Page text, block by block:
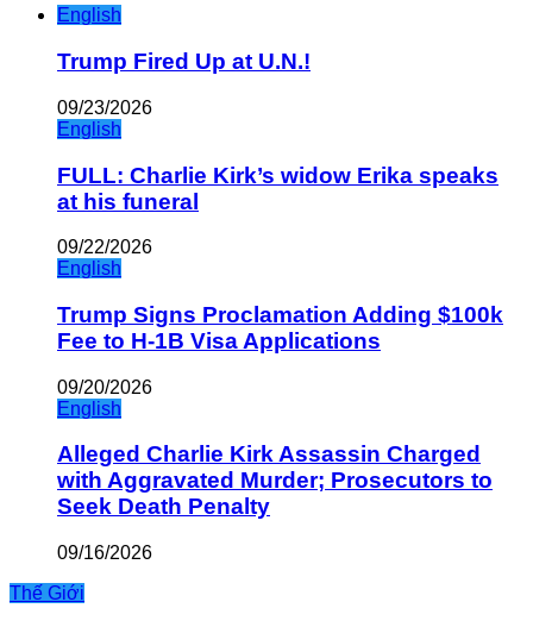
English
Trump Fired Up at U.N.!
09/23/2026
English
FULL: Charlie Kirk’s widow Erika speaks
at his funeral
09/22/2026
English
Trump Signs Proclamation Adding $100k
Fee to H-1B Visa Applications
09/20/2026
English
Alleged Charlie Kirk Assassin Charged
with Aggravated Murder; Prosecutors to
Seek Death Penalty
09/16/2026
Thế Giới